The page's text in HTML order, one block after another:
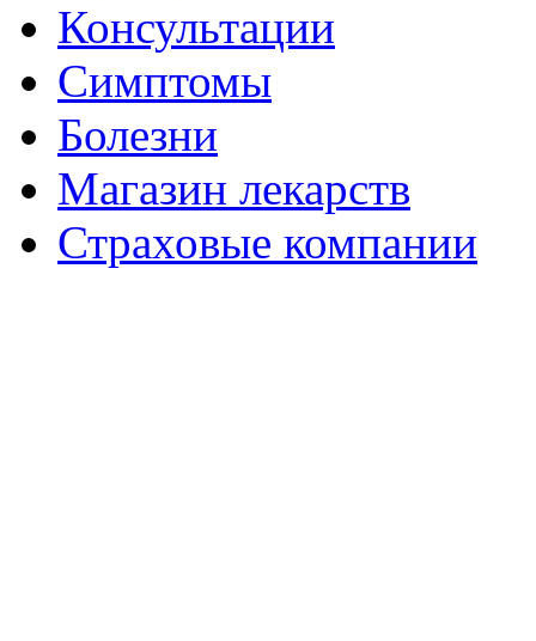
Консультации
Симптомы
Болезни
Магазин лекарств
Страховые компании